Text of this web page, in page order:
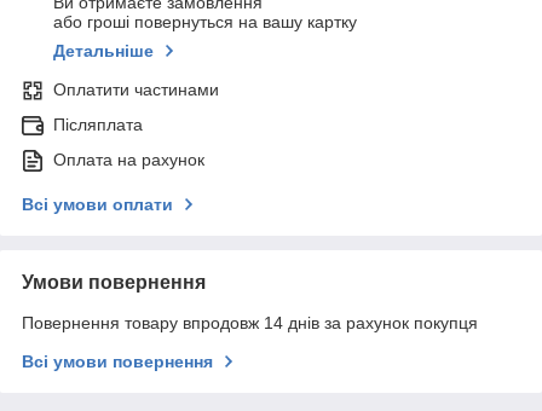
або гроші повернуться на вашу картку
Детальніше
Оплатити частинами
Післяплата
Оплата на рахунок
Всі умови оплати
Умови повернення
Повернення товару впродовж 14 днів за рахунок покупця
Всі умови повернення